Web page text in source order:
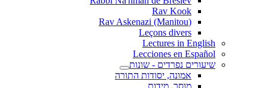
Rav Kook
(Rav Askenazi (Manitou
Leçons divers
Lectures in English
Lecciones en Español
שיעורים נפרדים - שונות
אמונה, יסודות התורה
מוסר, מידות